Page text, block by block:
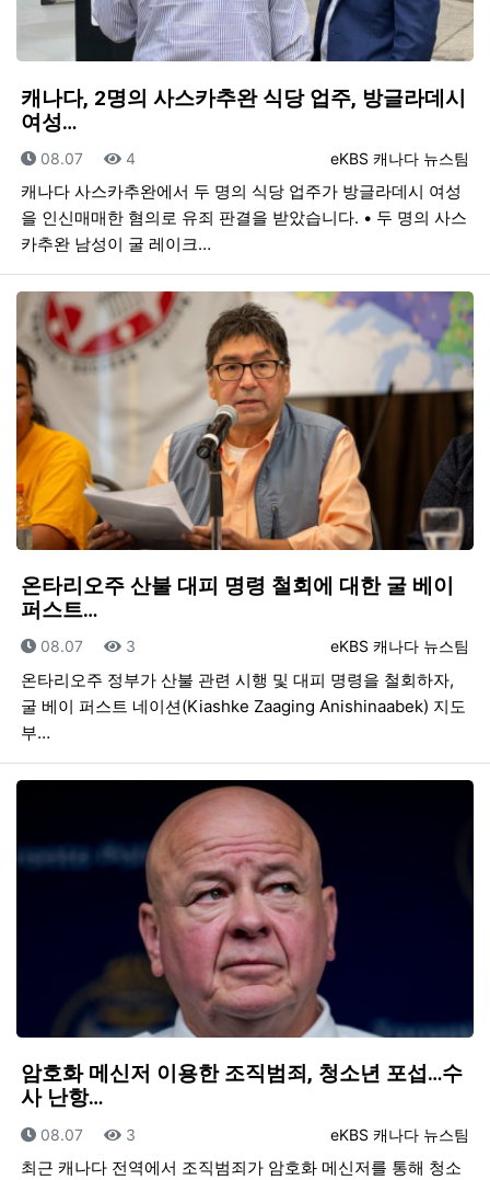
캐나다, 2명의 사스카추완 식당 업주, 방글라데시
여성…
등록자
eKBS 캐나다 뉴스팀
등록일
08.07 조회
4
캐나다 사스카추완에서 두 명의 식당 업주가 방글라데시 여성
을 인신매매한 혐의로 유죄 판결을 받았습니다. • 두 명의 사스
카추완 남성이 굴 레이크…
온타리오주 산불 대피 명령 철회에 대한 굴 베이
퍼스트…
등록자
eKBS 캐나다 뉴스팀
등록일
08.07 조회
3
온타리오주 정부가 산불 관련 시행 및 대피 명령을 철회하자,
굴 베이 퍼스트 네이션(Kiashke Zaaging Anishinaabek) 지도
부…
암호화 메신저 이용한 조직범죄, 청소년 포섭…수
사 난항…
등록자
eKBS 캐나다 뉴스팀
등록일
08.07 조회
3
최근 캐나다 전역에서 조직범죄가 암호화 메신저를 통해 청소